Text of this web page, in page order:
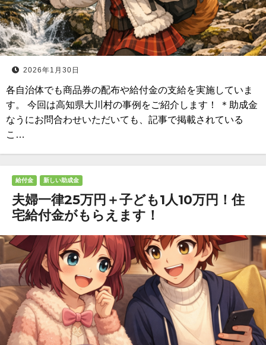
2026年1月30日
各自治体でも商品券の配布や給付金の支給を実施していま
す。 今回は高知県大川村の事例をご紹介します！ ＊助成金
なうにお問合わせいただいても、記事で掲載されている
こ…
給付金 新しい助成金
夫婦一律25万円＋子ども1人10万円！住
宅給付金がもらえます！